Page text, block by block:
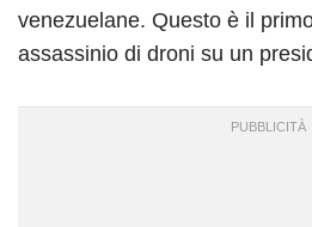
venezuelane. Questo è il
assassinio di droni su un